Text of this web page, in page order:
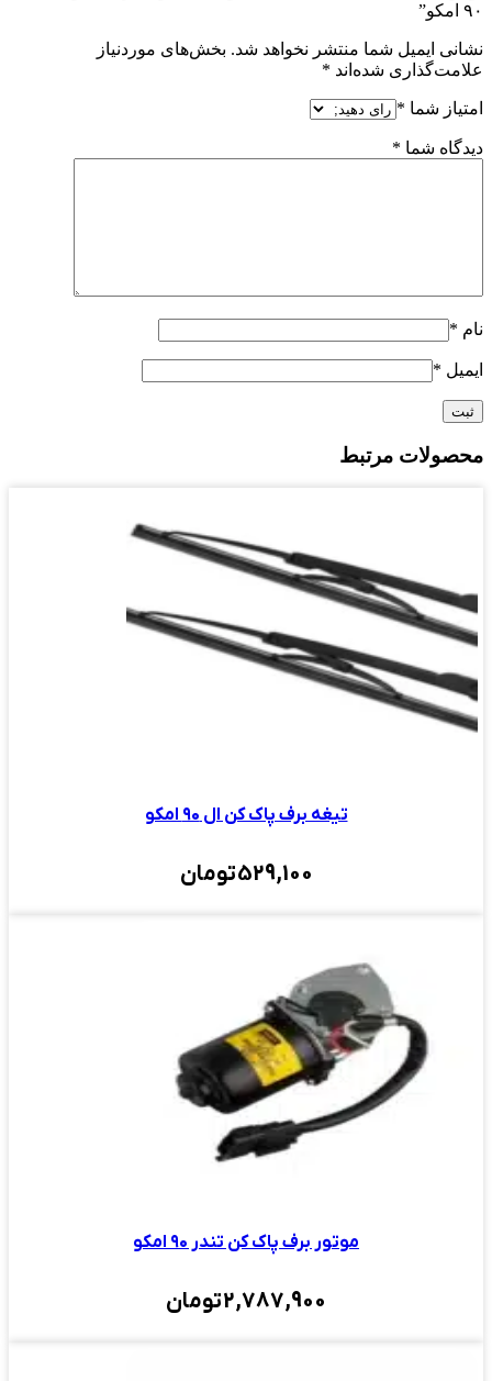
شما منتشر نخواهد شد. بخش‌های موردنیاز
شده‌اند*
*
*
مرتبط
تیغه برف پاک کن ال ۹۰ امکو
529,100تومان
موتور برف پاک کن تندر ۹۰ امکو
2,787,900تومان